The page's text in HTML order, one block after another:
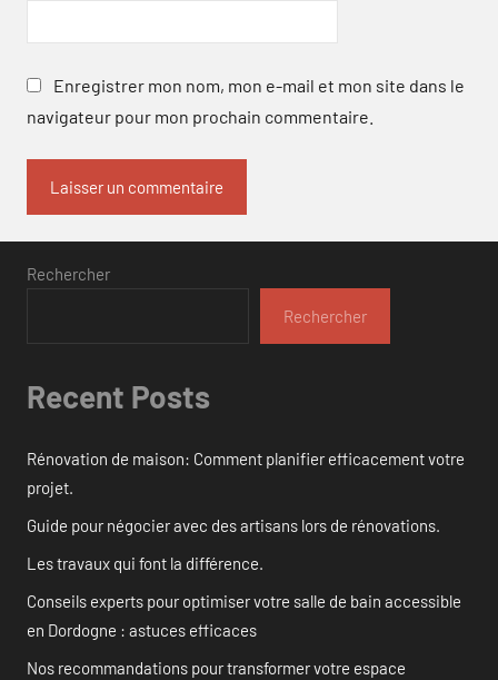
Enregistrer mon nom, mon e-mail et mon site dans le
navigateur pour mon prochain commentaire.
Rechercher
Rechercher
Recent Posts
Rénovation de maison: Comment planifier efficacement votre
projet.
Guide pour négocier avec des artisans lors de rénovations.
Les travaux qui font la différence.
Conseils experts pour optimiser votre salle de bain accessible
en Dordogne : astuces efficaces
Nos recommandations pour transformer votre espace